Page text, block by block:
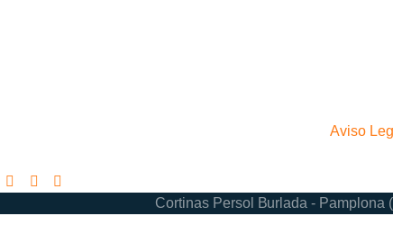
Aviso
Cortinas Persol Burlada - Pamplona